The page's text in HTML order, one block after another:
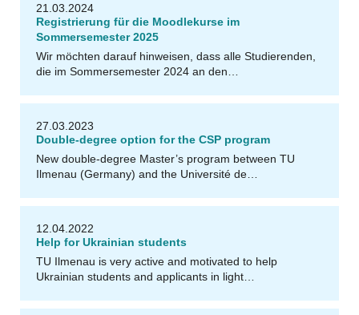
21.03.2024
Registrierung für die Moodlekurse im
Sommersemester 2025
Wir möchten darauf hinweisen, dass alle Studierenden,
die im Sommersemester 2024 an den…
27.03.2023
Double-degree option for the CSP program
New double-degree Master’s program between TU
Ilmenau (Germany) and the Université de…
12.04.2022
Help for Ukrainian students
TU Ilmenau is very active and motivated to help
Ukrainian students and applicants in light…